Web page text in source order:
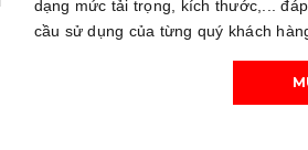
dạng mức tải trọng, kích thước,...
cầu sử dụng của từng quý khách